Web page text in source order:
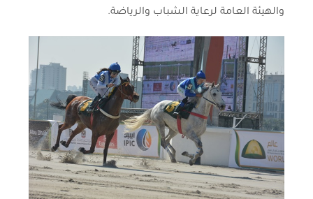
والهيئة العامة لرعاية الشباب والرياضة.